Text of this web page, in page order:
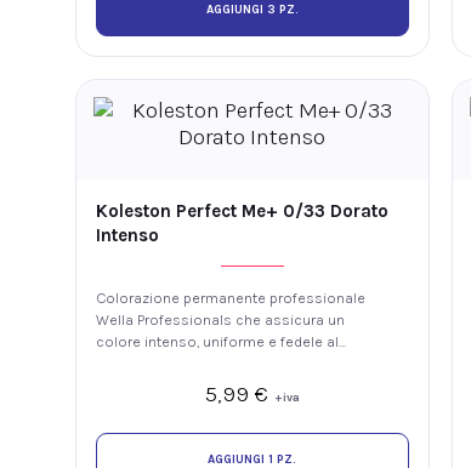
AGGIUNGI 3 PZ.
5,99 € +iva
Koleston Perfect Me+ 0/33 Dorato
Intenso
Colorazione permanente professionale
Wella Professionals che assicura un
colore intenso, uniforme e fedele al
copertura dei capelli bianchi. La
tecnologia ME+ offre elevate
prestazioni colore riducendo il rischio
di sviluppare nuove allergie ai coloranti.
AGGIUNGI 1 PZ.